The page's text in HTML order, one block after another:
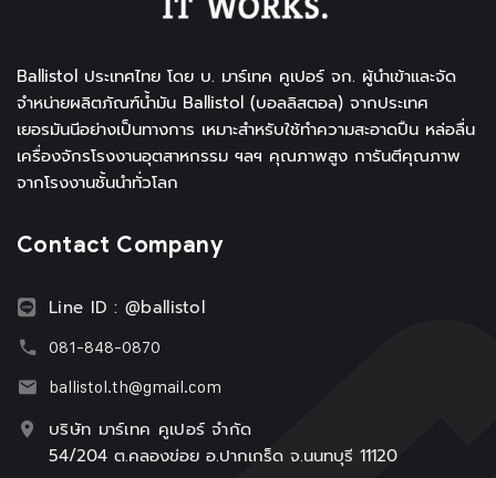
Ballistol ประเทศไทย โดย บ. มาร์เทค คูเปอร์ จก. ผู้นำเข้าและจัด
จำหน่ายผลิตภัณฑ์น้ำมัน Ballistol (บอลลิสตอล) จากประเทศ
เยอรมันนีอย่างเป็นทางการ เหมาะสำหรับใช้ทำความสะอาดปืน หล่อลื่น
เครื่องจักรโรงงานอุตสาหกรรม ฯลฯ คุณภาพสูง การันตีคุณภาพ
จากโรงงานชั้นนำทั่วโลก
Contact Company
Line ID : @ballistol
081-848-0870
ballistol.th@gmail.com
บริษัท มาร์เทค คูเปอร์ จำกัด
54/204 ต.คลองข่อย อ.ปากเกร็ด จ.นนทบุรี 11120